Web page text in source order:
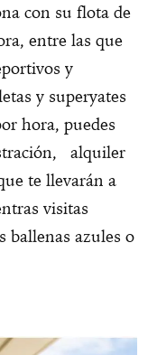
con su flota de
entre las que
y
y superyates
hora, puedes
alquiler
te llevarán a
visitas
ballenas azules o